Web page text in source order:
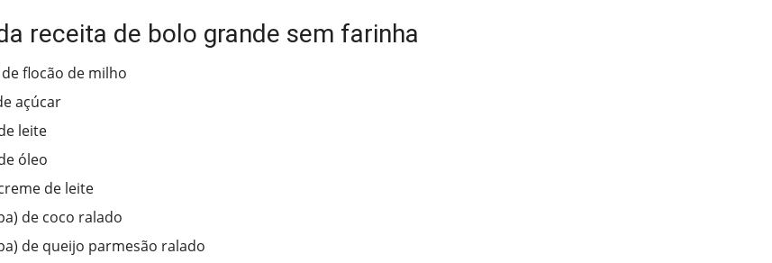
receita de bolo grande sem farinha
flocão de milho
açúcar
leite
óleo
de leite
de coco ralado
de queijo parmesão ralado